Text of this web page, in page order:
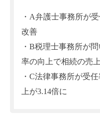
・A弁護士事務所が
改善
・B税理士事務所が
率の向上で相続の売
・C法律事務所が受
上が3.14倍に